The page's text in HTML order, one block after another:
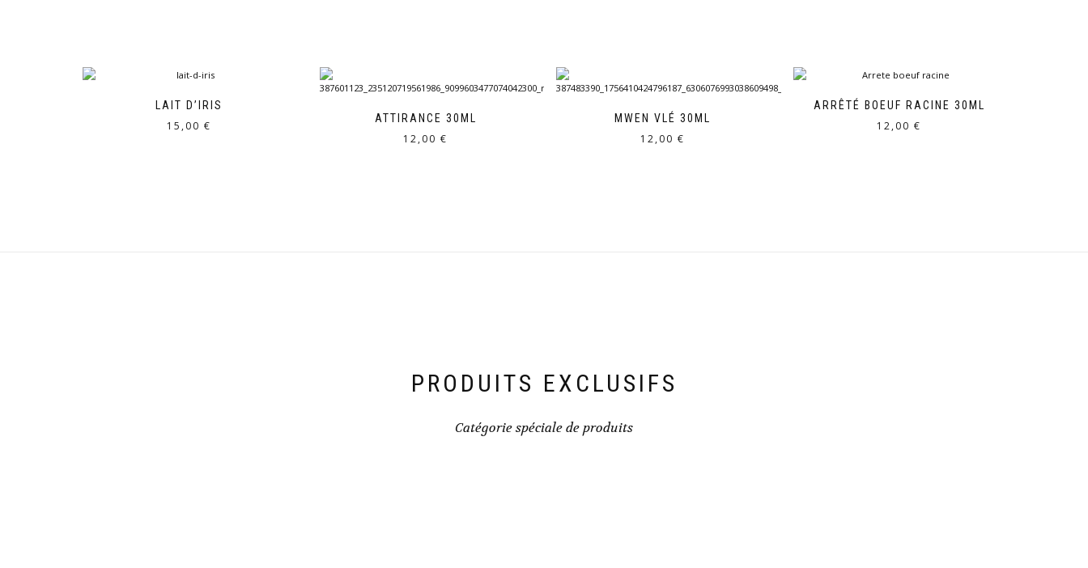
LAIT D’IRIS
15,00 €
ATTIRANCE 30ML
12,00€
MWEN VLÉ 30ML
12,00 €
ARRÊTÉ BOEUF RACINE 30ML
12,00€
PRODUITS EXCLUSIFS
Catégorie spéciale de produits